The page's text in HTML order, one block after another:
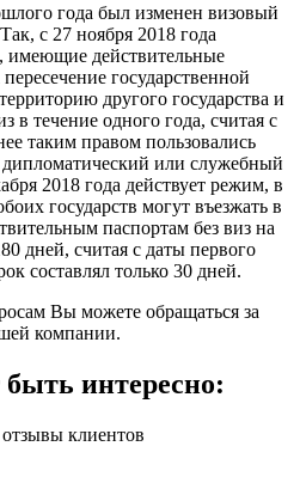
года был изменен визовый
с 27 ноября 2018 года
имеющие действительные
государственной
другого государства и
в течение одного года, считая с
таким правом пользовались
или служебный
2018 года действует режим, в
государств могут въезжать в
паспортам без виз на
дней, считая с даты первого
составлял только 30 дней.
Вы можете обращаться за
компании.
интересно:
клиентов